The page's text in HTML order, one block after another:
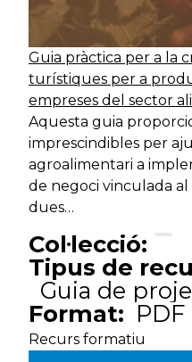
Guia pràctica per a la
turístiques per a
empreses del sector
Aquesta guia
imprescindibles per
agroalimentari a
de negoci vinculada
dues…
Col·lecció:
Tipus de
Guia de
Format: PDF
Recurs formatiu